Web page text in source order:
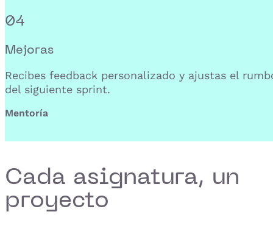
04
Mejoras
Recibes feedback personalizado y ajustas el
del siguiente sprint.
Mentoría
Cada asignatura, un
proyecto